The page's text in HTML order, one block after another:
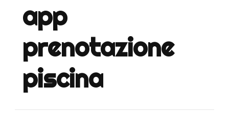
app
prenotazione
piscina